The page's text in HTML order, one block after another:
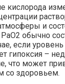
кислорода
и
обычно
если
гипоксия –
что может
со здоровьем.